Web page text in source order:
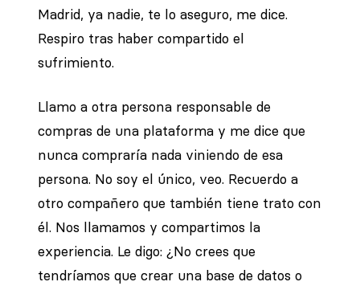
Madrid, ya nadie, te lo aseguro, me dice.
Respiro tras haber compartido el
sufrimiento.
Llamo a otra persona responsable de
compras de una plataforma y me dice que
nunca compraría nada viniendo de esa
persona. No soy el único, veo. Recuerdo a
otro compañero que también tiene trato con
él. Nos llamamos y compartimos la
experiencia. Le digo: ¿No crees que
tendríamos que crear una base de datos o